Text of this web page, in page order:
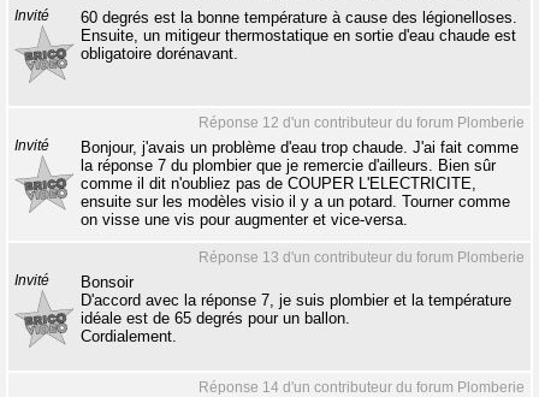
Invité
60 degrés est la bonne température à cause des légionelloses.
Ensuite, un mitigeur thermostatique en sortie d'eau chaude est
obligatoire dorénavant.
Réponse 12 d'un contributeur du forum Plomberie
Invité
Bonjour, j'avais un problème d'eau trop chaude. J'ai fait comme
la réponse 7 du plombier que je remercie d'ailleurs. Bien sûr
comme il dit n'oubliez pas de COUPER L'ELECTRICITE,
ensuite sur les modèles visio il y a un potard. Tourner comme
on visse une vis pour augmenter et vice-versa.
Réponse 13 d'un contributeur du forum Plomberie
Invité
Bonsoir
D'accord avec la réponse 7, je suis plombier et la température
idéale est de 65 degrés pour un ballon.
Cordialement.
Réponse 14 d'un contributeur du forum Plomberie